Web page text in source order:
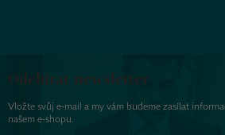
Odebírat newsletter
Vložte svůj e-mail a my vám budeme zasílat
našem e-shopu.